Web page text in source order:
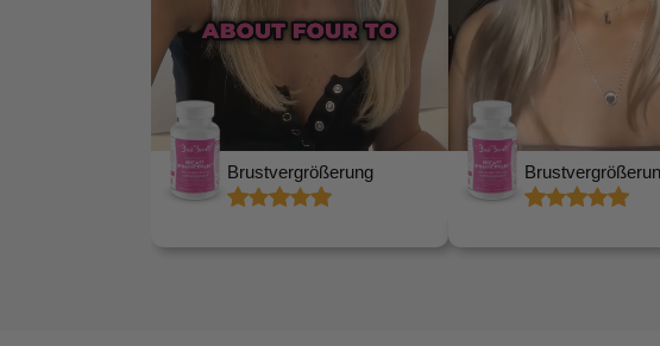
Brustvergrößerung Brustvergrößerung